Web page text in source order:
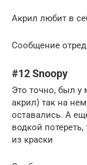
Акрил любит в
Сообщение
#12 Snoopy
Это точно, был у
акрил) так на
оставались. А
водкой
из краски